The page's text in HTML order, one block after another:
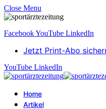
Close Menu
FacebookYouTube LinkedIn
Jetzt Print-Abo
YouTube LinkedIn
Home
Artikel